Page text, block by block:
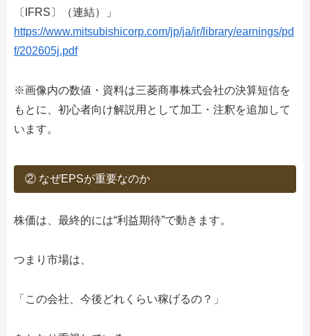
〔IFRS〕（連結）」
https://www.mitsubishicorp.com/jp/ja/ir/library/earnings/pd
f/202605j.pdf
※画像内の数値・資料は三菱商事株式会社の決算短信を
もとに、初心者向け解説用として加工・注釈を追加して
います。
② なぜEPSが重要なのか
株価は、最終的には“利益期待”で動きます。
つまり市場は、
「この会社、今後どれくらい稼げるの？」